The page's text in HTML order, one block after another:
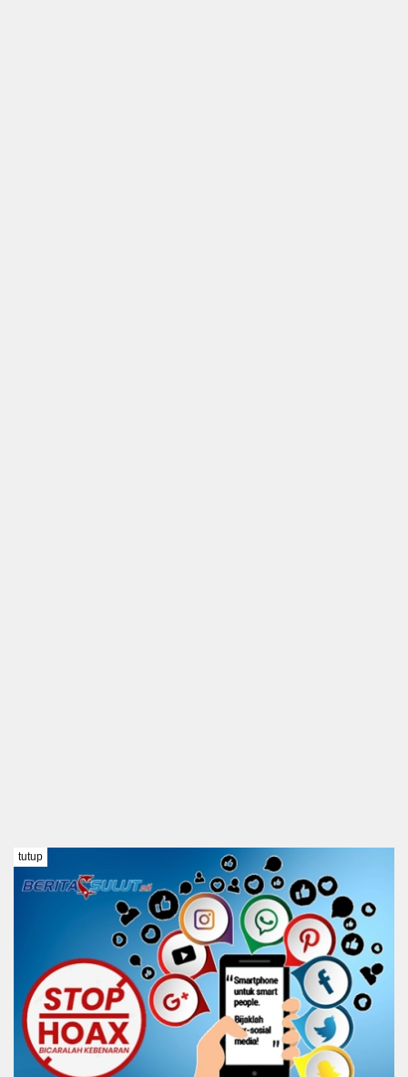
TENTANG KAMI REDAKSI
DISCLAIMER
tutup